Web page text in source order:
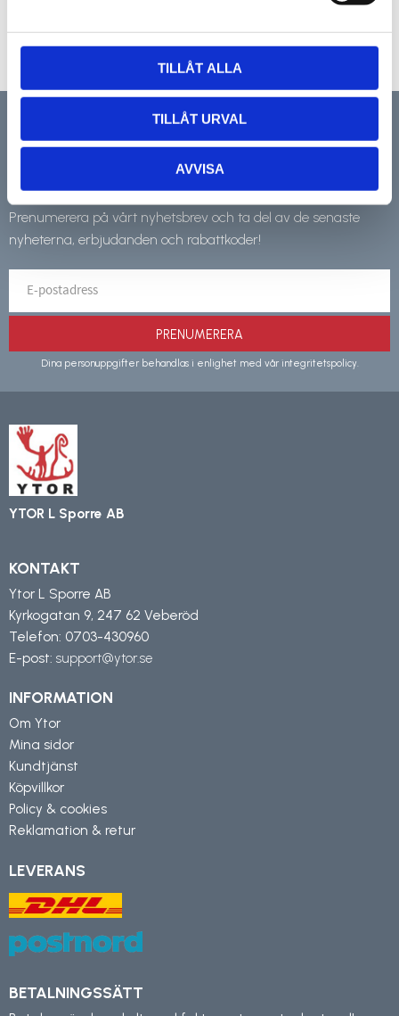
TILLÅT ALLA
TILLÅT URVAL
AVVISA
NYHETSBREV
Prenumerera på vårt nyhetsbrev och ta del av de senaste
nyheterna, erbjudanden och rabattkoder!
PRENUMERERA
Dina personuppgifter behandlas i enlighet med vår integritetspolicy.
YTOR L Sporre AB
KONTAKT
Ytor L Sporre AB
Kyrkogatan 9, 247 62 Veberöd
Telefon: 0703-430960
E-post: support@ytor.se
INFORMATION
Om Ytor
Mina sidor
Kundtjänst
Köpvillkor
Policy & cookies
Reklamation & retur
LEVERANS
BETALNINGSSÄTT